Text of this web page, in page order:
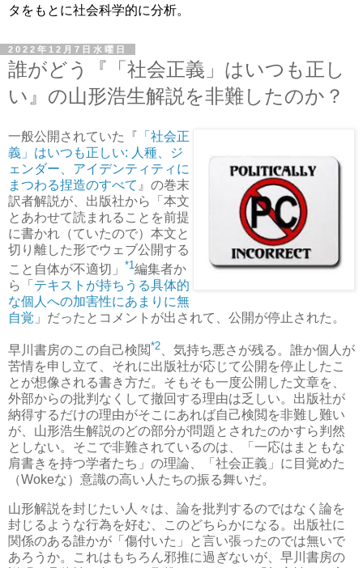
タをもとに社会科学的に分析。
2022年12月7日水曜日
誰がどう『「社会正義」はいつも正し
い』の山形浩生解説を非難したのか？
一般公開されていた『 「社会正
義」はいつも正しい: 人種、ジ
ェンダー、アイデンティティに
まつわる捏造のすべて 』の巻末
訳者解説が、出版社から「本文
とあわせて読まれることを前提
に書かれ（ていたので）本文と
切り離した形でウェブ公開する
こと 自体が不適切」 *1 編集者か
ら「 テキストが持ちうる具体的
な個人 への加害性にあまりに無
自覚 」だったとコメントが出されて、公開が停止された。
早川書房のこの自己検閲*2 、気持ち悪さが残る。誰か個人が
苦情を申し立て、それに出版社が応じて公開を停止したこ
とが想像される書き方だ。そもそも一度公開した文章を、
外部からの批判なくして撤回する理由は乏しい。出版社が
納得するだけの理由がそこにあれば自己検閲を非難し難い
が、山形浩生解説のどの部分が問題とされたのかすら判然
としない。そこで非難されているのは、「一応はまともな
肩書きを持つ学者たち」の理論、「社会正義」に目覚めた
（Wokeな）意識の高い人たちの振る舞いだ。
山形解説を封じたい人々は、論を批判するのではなく論を
封じるような行為を好む、このどちらかになる。出版社に
関係のある誰かが「傷付いた」と言い張ったのでは無いで
あろうか。これはもちろん邪推に過ぎないが、早川書房の